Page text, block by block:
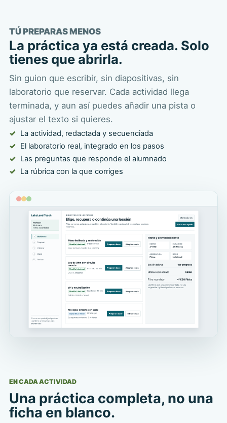
TÚ PREPARAS MENOS
La práctica ya está creada. Solo
tienes que abrirla.
Sin guion que escribir, sin diapositivas, sin
laboratorio que reservar. Cada actividad llega
terminada, y aun así puedes añadir una pista o
ajustar el texto si quieres.
La actividad, redactada y secuenciada
El laboratorio real, integrado en los pasos
Las preguntas que responde el alumnado
La rúbrica con la que corriges
EN CADA ACTIVIDAD
Una práctica completa, no una
ficha en blanco.